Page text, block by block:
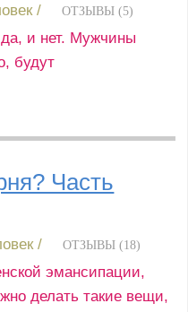
/ ОТЗЫВЫ (5)
и нет. Мужчины
будут
Часть
/ ОТЗЫВЫ (18)
эмансипации,
делать такие вещи,